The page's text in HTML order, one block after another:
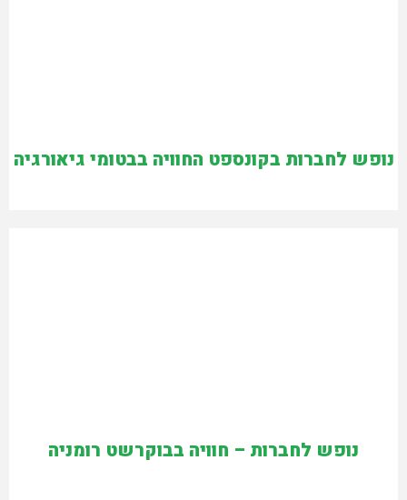
נופש לחברות בקונספט החוויה בבטומי גיאורגיה
נופש לחברות – חוויה בבוקרשט רומניה